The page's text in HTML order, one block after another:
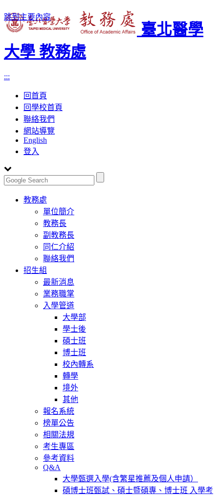
跳到主要內容
臺北醫學
大學 教務處
:::
回首頁
回學校首頁
聯絡我們
網站導覽
English
登入
Toggle
navigation
教務處
單位簡介
教務長
副教務長
同仁介紹
聯絡我們
招生組
最新消息
業務職掌
入學管道
大學部
學士後
碩士班
博士班
校內轉系
轉學
境外
其他
報名系統
榜單公告
相關法規
考生專區
參考資料
Q&A
大學甄選入學(含繁星推薦及個人申請）
碩博士班甄試、碩士暨碩專、博士班 入學考